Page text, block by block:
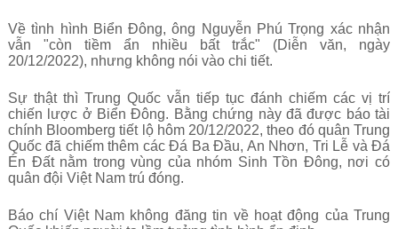
Về tình hình Biển Đông, ông Nguyễn Phú Trọng xác nhận
vẫn "còn tiềm ẩn nhiều bất trắc" (Diễn văn, ngày
20/12/2022), nhưng không nói vào chi tiết.
Sự thật thì Trung Quốc vẫn tiếp tục đánh chiếm các vị trí
chiến lược ở Biển Đông. Bằng chứng này đã được báo tài
chính Bloomberg tiết lộ hôm 20/12/2022, theo đó quân Trung
Quốc đã chiếm thêm các Đá Ba Đầu, An Nhơn, Tri Lễ và Đá
Én Đất nằm trong vùng của nhóm Sinh Tồn Đông, nơi có
quân đội Việt Nam trú đóng.
Báo chí Việt Nam không đăng tin về hoạt động của Trung